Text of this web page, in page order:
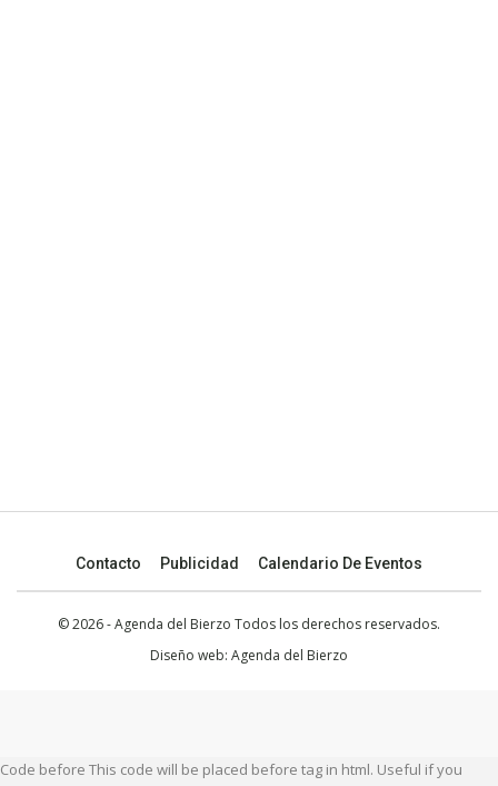
Contacto Publicidad Calendario De Eventos
© 2026 - Agenda del Bierzo Todos los derechos reservados.
Diseño web: Agenda del Bierzo
Code before This code will be placed before tag in html. Useful if you